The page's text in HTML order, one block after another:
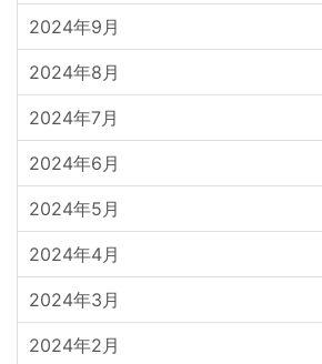
2024年9月
2024年8月
2024年7月
2024年6月
2024年5月
2024年4月
2024年3月
2024年2月